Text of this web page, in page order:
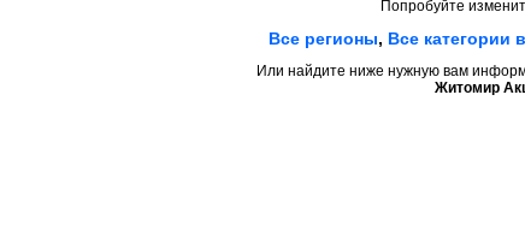
Попробуйте
Все регионы, Все категории
Или найдите ниже нужную вам
Житомир